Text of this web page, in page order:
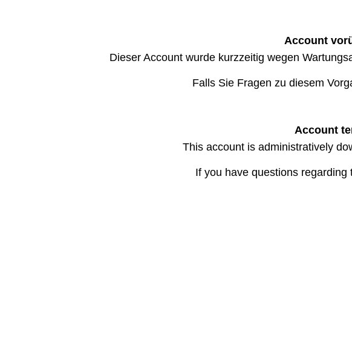
Account
Dieser Account wurde kurzzeitig wegen
Falls Sie Fragen zu diesem
Account
This account is administratively
If you have questions